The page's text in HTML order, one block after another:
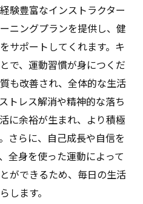
験豊富なインストラクター
ニングプランを提供し、健
サポートしてくれます。キ
で、運動習慣が身につくだ
も改善され、全体的な生活
トレス解消や精神的な落ち
に余裕が生まれ、より積極
さらに、自己成長や自信を
全身を使った運動によって
ができるため、毎日の生活
します。